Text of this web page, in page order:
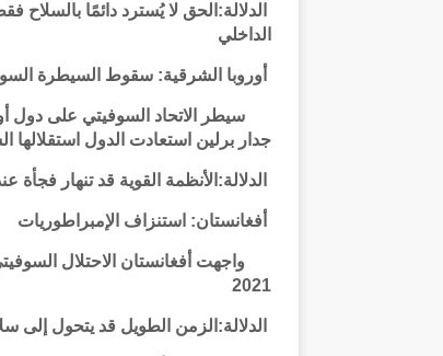
الدلالة:الحق لا يُسترد دائمًا
الداخلي
أوروبا الشرقية: سقوط السيطرة
جدار برلين استعادت الدول استقلالها
الدلالة:الأنظمة القوية قد تنهار
أفغانستان: استنزاف الإمبراطوريات
2021
الدلالة:الزمن الطويل قد يتحول إلى